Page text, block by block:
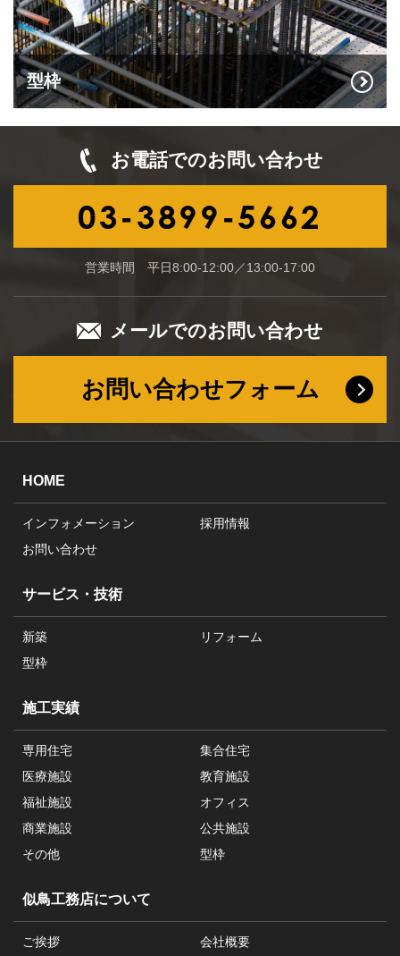
型枠
お電話でのお問い合わせ
03-3899-5662
営業時間 平日8:00-12:00／13:00-17:00
メールでのお問い合わせ
お問い合わせフォーム
HOME
インフォメーション
採用情報
お問い合わせ
サービス・技術
新築
リフォーム
型枠
施工実績
専用住宅
集合住宅
医療施設
教育施設
福祉施設
オフィス
商業施設
公共施設
その他
型枠
似鳥工務店について
ご挨拶 会社概要